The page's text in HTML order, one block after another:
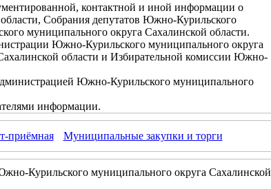
контактной и иной информации о
Собрания депутатов Южно-Курильского
муниципального округа Сахалинской области.
Южно-Курильского муниципального округа
области и Избирательной комиссии Южно-
Южно-Курильского муниципального
информации.
приёмная Муниципальные закупки и торги
Курильского муниципального округа Сахалинской